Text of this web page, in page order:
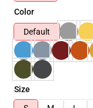
Color
Default
Size